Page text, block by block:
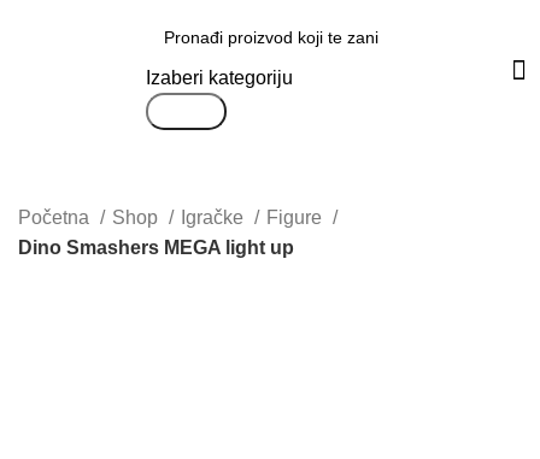
Izaberi kategoriju
Početna Shop Igračke
Figure
Dino Smashers MEGA light up